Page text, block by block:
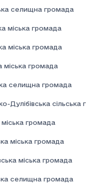
селищна громада
міська громада
міська громада
міська громада
селищна громада
Дулібівська сільська
міська громада
міська громада
міська громада
селищна громада